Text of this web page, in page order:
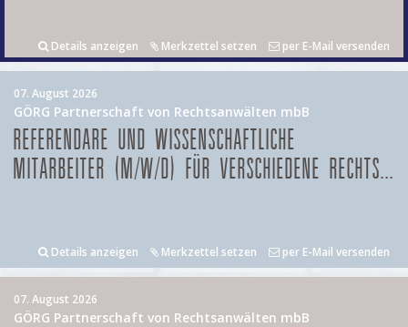
Details anzeigen Merkzettel setzen per E-Mail versenden
07. August 2026
GÖRG Partnerschaft von Rechtsanwälten mbB
REFERENDARE UND WISSENSCHAFTLICHE
MITARBEITER (M/W/D) FÜR VERSCHIEDENE RECHTS...
Details anzeigen Merkzettel setzen per E-Mail versenden
07. August 2026
GÖRG Partnerschaft von Rechtsanwälten mbB